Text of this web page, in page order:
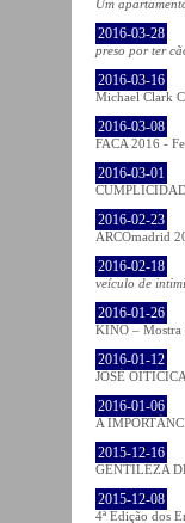
Um
2016-03-28
preso por ter
2016-03-16
Michael Clark
2016-03-08
FACA 2016 -
2016-03-01
2016-02-23
ARCOmadrid
2016-02-18
veículo de
2016-01-26
KINO – Mostra
2016-01-12
JOSÉ
2016-01-06
A
2015-12-16
GENTILEZA
2015-12-08
4ª Edição dos